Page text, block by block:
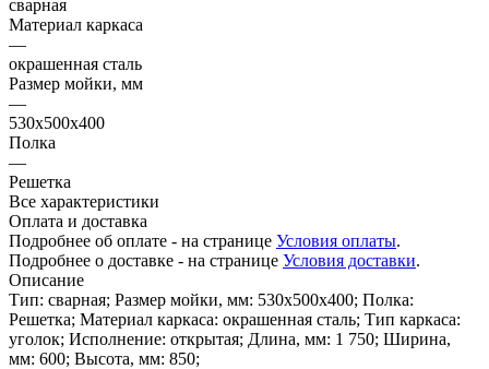
сварная
Материал каркаса
—
окрашенная сталь
Размер мойки, мм
—
530х500х400
Полка
—
Решетка
Все характеристики
Оплата и доставка
Подробнее об оплате - на странице Условия оплаты.
Подробнее о доставке - на странице Условия доставки.
Описание
Тип: сварная; Размер мойки, мм: 530х500х400; Полка:
Решетка; Материал каркаса: окрашенная сталь; Тип каркаса:
уголок; Исполнение: открытая; Длина, мм: 1 750; Ширина,
мм: 600; Высота, мм: 850;